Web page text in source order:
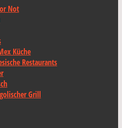
Not
Küche
Restaurants
Grill